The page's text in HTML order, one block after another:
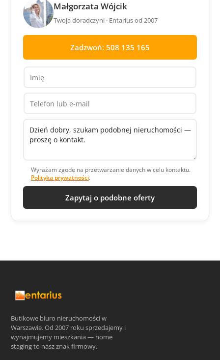
Małgorzata Wójcik
Twoja doradczyni · Entarius od 2007
Zadzwoń: 508 135 165
Wyrażam zgodę na przetwarzanie danych w celu kontaktu.
Polityka prywatności.
Zapytaj o podobne oferty
Butikowe biuro nieruchomości w
Warszawie. Od 2007 roku sprzedajemy i
wynajmujemy mieszkania — home
staging to nasz znak firmowy.